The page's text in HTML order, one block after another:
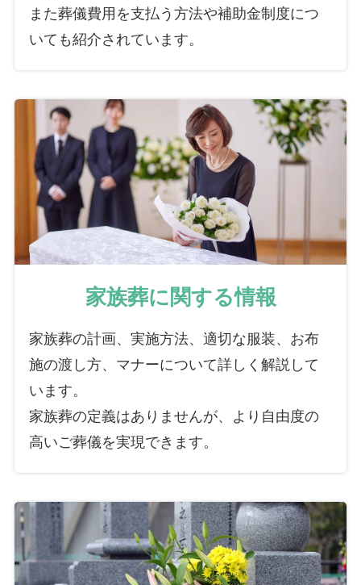
また葬儀費用を支払う方法や補助金制度につ
いても紹介されています。
家族葬に関する情報
家族葬の計画、実施方法、適切な服装、お布
施の渡し方、マナーについて詳しく解説して
います。
家族葬の定義はありませんが、より自由度の
高いご葬儀を実現できます。